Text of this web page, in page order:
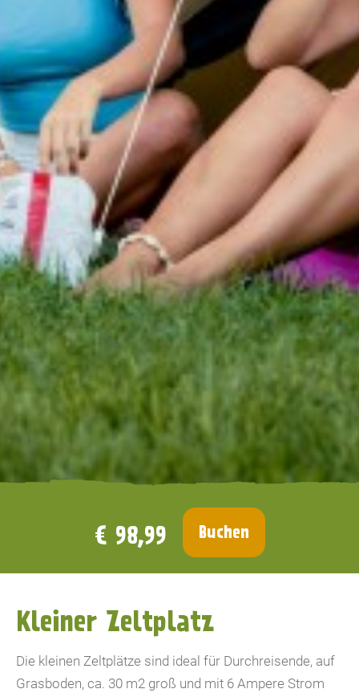
€ 98,99 Buchen
Kleiner Zeltplatz
Die kleinen Zeltplätze sind ideal für Durchreisende, auf
Grasboden, ca. 30 m2 groß und mit 6 Ampere Strom